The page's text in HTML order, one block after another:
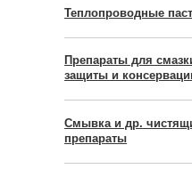
Теплопроводные
Препараты для
защиты и
Смывка и др.
препараты